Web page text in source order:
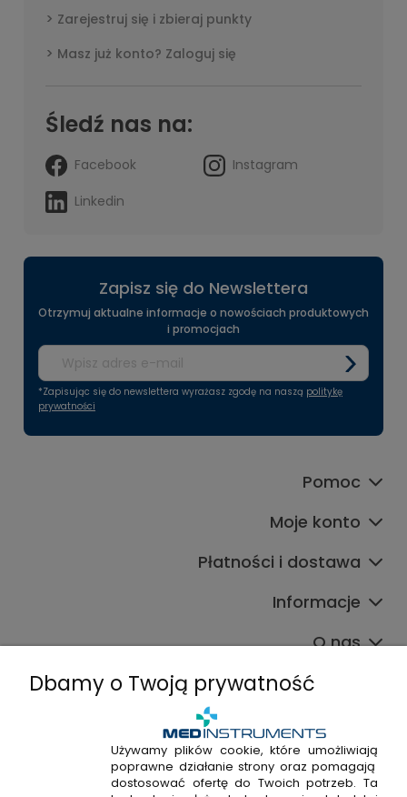
Zarejestruj się i zbieraj punkty
Masz już konto? Zaloguj się
Śledź nas na:
Facebook
Instagram
Linkedin
Zapisz się do Newslettera
Otrzymuj aktualne informacje o nowościach produktowych
i promocjach
*Zapisując się do newslettera wyrażasz zgodę na naszą politykę
prywatności
Pomoc
Moje konto
Płatności i dostawa
Informacje
O nas
+48 720 915 338
Dbamy o Twoją prywatność
Używamy plików cookie, które umożliwiają
poprawne działanie strony oraz pomagają
dostosować ofertę do Twoich potrzeb. Ta